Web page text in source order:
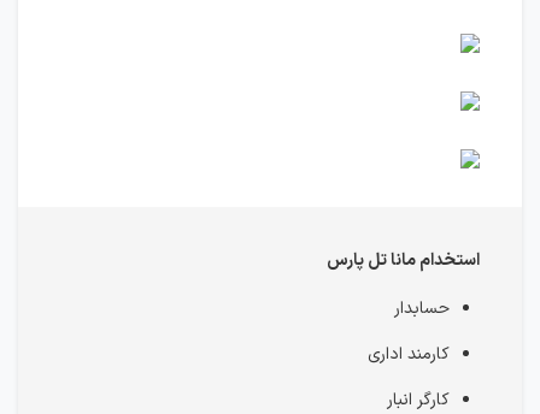
استخدام مانا تل پارس
حسابدار
کارمند اداری
کارگر انبار